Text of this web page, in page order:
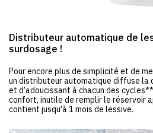
Distributeur automatique de
surdosage !
Pour encore plus de simplicité et de
un distributeur automatique diffuse la
et d’adoucissant à chacun des
confort, inutile de remplir le réservoir
contient jusqu'à 1 mois de lessive.